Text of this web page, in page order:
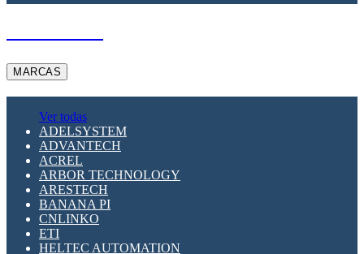
MARCAS
Ver todas
ADELSYSTEM
ADVANTECH
ACREL
ARBOR TECHNOLOGY
ARESTECH
BANANA PI
CNLINKO
ETI
HELTEC AUTOMATION